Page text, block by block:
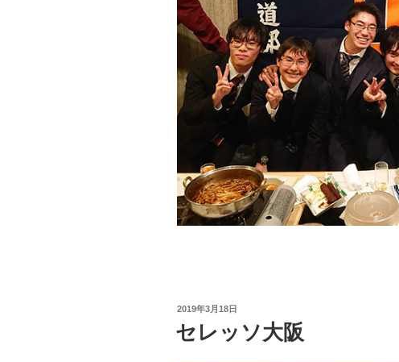
投
日:
2019年3月18日
セレッソ大阪